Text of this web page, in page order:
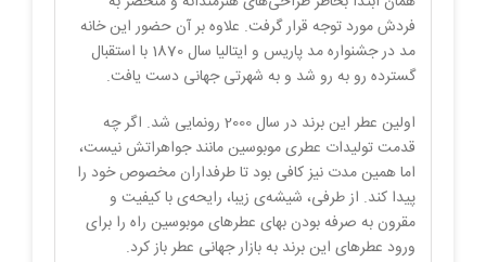
فردش مورد توجه قرار گرفت. علاوه بر آن حضور این خانه
مد در جشنواره مد پاریس و ایتالیا سال 1870 با استقبال
گسترده رو به رو شد و به شهرتی جهانی دست یافت.
اولین عطر این برند در سال 2000 رونمایی شد. اگر چه
قدمت تولیدات عطری موبوسین مانند جواهراتش نیست،
اما همین مدت نیز کافی بود تا طرفداران مخصوص خود را
پیدا کند. از طرفی، شیشه‌ی زیبا، رایحه‌ی با کیفیت و
مقرون به صرفه بودن بهای عطرهای موبوسین راه را برای
ورود عطرهای این برند به بازار جهانی عطر باز کرد.